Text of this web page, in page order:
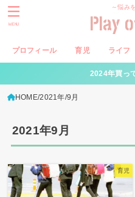
～悩み
Play
プロフィール 育児 ライフ
MENU
2024年買っ
HOME 2021年 9月
2021年9月
育児